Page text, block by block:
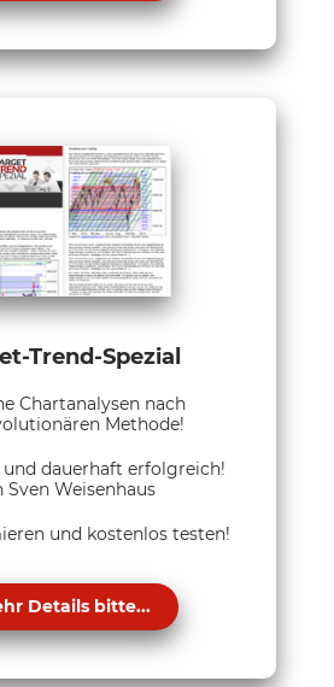
Trend-Spezial
Chartanalysen nach
Methode!
dauerhaft erfolgreich!
Sven Weisenhaus
und kostenlos testen!
Details bitte...